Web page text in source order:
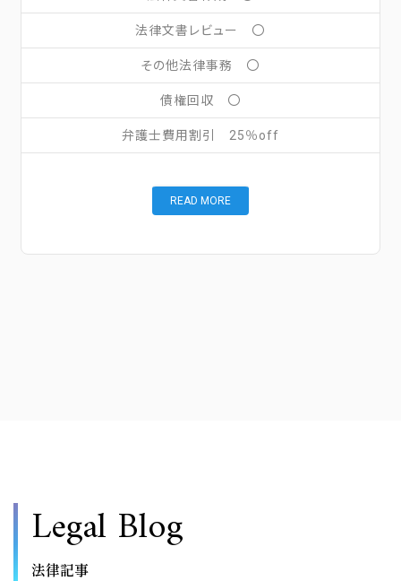
法律文書レビュー 〇
その他法律事務 〇
債権回収 〇
弁護士費用割引 25％off
READ MORE
Legal Blog
法律記事